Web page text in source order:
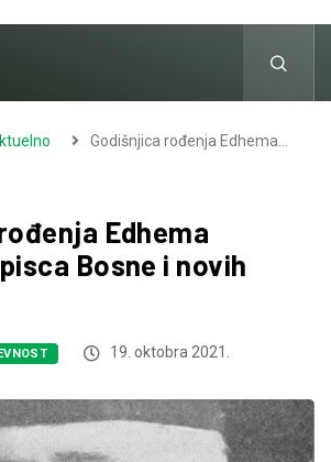
Godišnjica rođenja Edhema…
Edhema
Bosne i novih
19. oktobra 2021.